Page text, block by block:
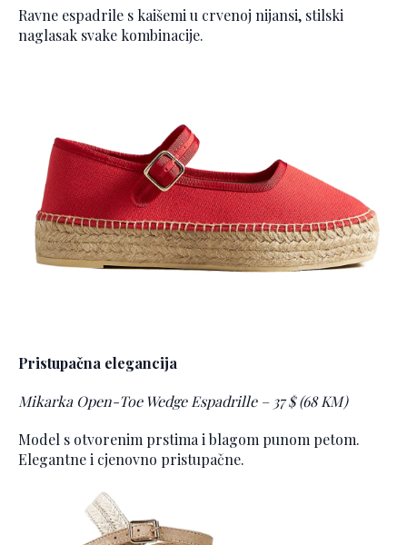
Ravne espadrile s kaišemi u crvenoj nijansi, stilski
naglasak svake kombinacije.
Pristupačna elegancija
Mikarka Open-Toe Wedge Espadrille – 37 $ (68 KM)
Model s otvorenim prstima i blagom punom petom.
Elegantne i cjenovno pristupačne.